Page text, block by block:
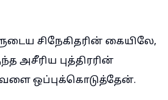
சிநேகிதரின் கையிலே,
அசீரிய புத்திரரின்
ஒப்புக்கொடுத்தேன்.